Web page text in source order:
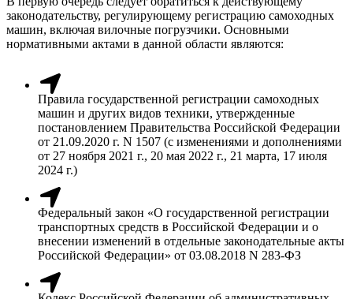
законодательству, регулирующему регистрацию самоходных
машин, включая вилочные погрузчики. Основными
нормативными актами в данной области являются:
Правила государственной регистрации самоходных
машин и других видов техники, утвержденные
постановлением Правительства Российской Федерации
от 21.09.2020 г. N 1507 (с изменениями и дополнениями
от 27 ноября 2021 г., 20 мая 2022 г., 21 марта, 17 июля
2024 г.)
Федеральный закон «О государственной регистрации
транспортных средств в Российской Федерации и о
внесении изменений в отдельные законодательные акты
Российской Федерации» от 03.08.2018 N 283-ФЗ